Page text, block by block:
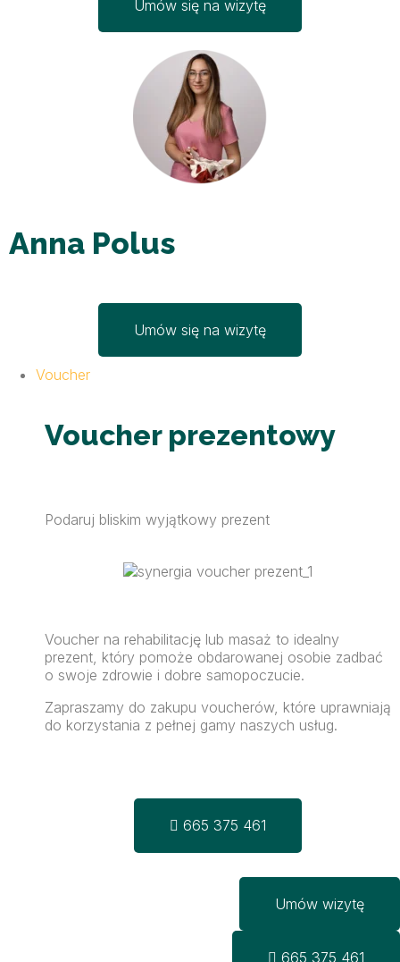
Umów się na wizytę
Anna Polus
Umów się na wizytę
Voucher
Voucher prezentowy
Podaruj bliskim wyjątkowy prezent
Voucher na rehabilitację lub masaż to idealny
prezent, który pomoże obdarowanej osobie zadbać
o swoje zdrowie i dobre samopoczucie.
Zapraszamy do zakupu voucherów, które uprawniają
do korzystania z pełnej gamy naszych usług.
665 375 461
Umów wizytę
665 375 461